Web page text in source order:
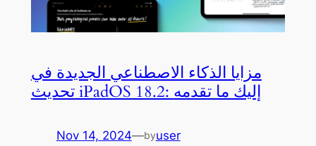
مزايا الذكاء الاصطناعي الجديدة في
تحديث iPadOS 18.2: إليك ما تقدمه
Nov 14, 2024—byuser